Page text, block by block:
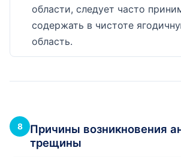
области, следует часто
содержать в чистоте
область.
8
Причины возникновения
трещины